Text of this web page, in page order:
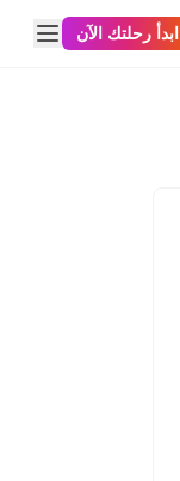
ابدأ رحلتك الآن